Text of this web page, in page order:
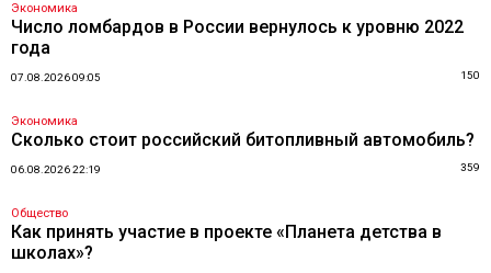
Экономика
Число ломбардов в России вернулось к уровню 2022
года
07.08.2026 09:05 150
Экономика
Сколько стоит российский битопливный автомобиль?
06.08.2026 22:19 359
Общество
Как принять участие в проекте «Планета детства в
школах»?